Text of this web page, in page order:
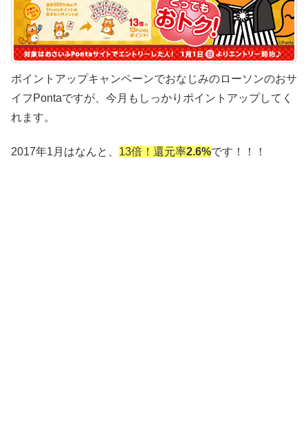
ポイントアップキャンペーンでおなじみのローソンのおサ
イフPontaですが、今月もしっかりポイントアップしてく
れます。
2017年1月はなんと、 13倍！還元率2.6%です！！！